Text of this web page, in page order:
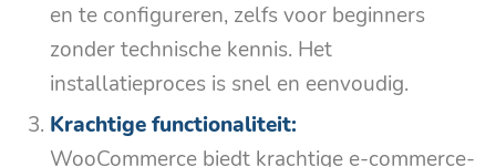
en te configureren, zelfs voor beginners
zonder technische kennis. Het
installatieproces is snel en eenvoudig.
Krachtige functionaliteit:
WooCommerce biedt krachtige e-commerce-